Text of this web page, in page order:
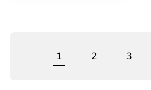
1 2 3